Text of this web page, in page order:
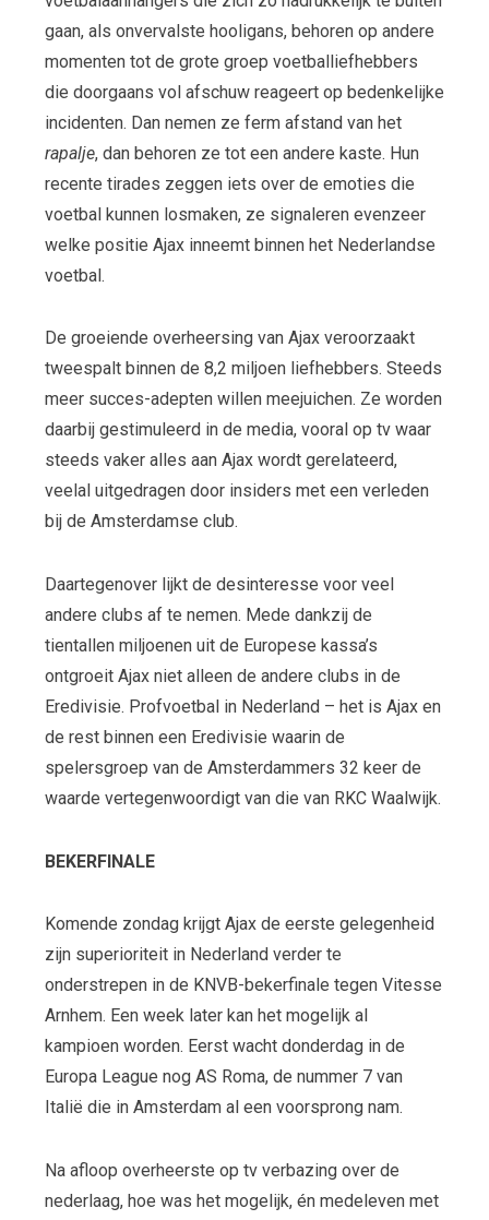
gaan, als onvervalste hooligans, behoren op andere
momenten tot de grote groep voetballiefhebbers
die doorgaans vol afschuw reageert op bedenkelijke
incidenten. Dan nemen ze ferm afstand van het
rapalje, dan behoren ze tot een andere kaste. Hun
recente tirades zeggen iets over de emoties die
voetbal kunnen losmaken, ze signaleren evenzeer
welke positie Ajax inneemt binnen het Nederlandse
voetbal.
De groeiende overheersing van Ajax veroorzaakt
tweespalt binnen de 8,2 miljoen liefhebbers. Steeds
meer succes-adepten willen meejuichen. Ze worden
daarbij gestimuleerd in de media, vooral op tv waar
steeds vaker alles aan Ajax wordt gerelateerd,
veelal uitgedragen door insiders met een verleden
bij de Amsterdamse club.
Daartegenover lijkt de desinteresse voor veel
andere clubs af te nemen. Mede dankzij de
tientallen miljoenen uit de Europese kassa’s
ontgroeit Ajax niet alleen de andere clubs in de
Eredivisie. Profvoetbal in Nederland – het is Ajax en
de rest binnen een Eredivisie waarin de
spelersgroep van de Amsterdammers 32 keer de
waarde vertegenwoordigt van die van RKC Waalwijk.
BEKERFINALE
Komende zondag krijgt Ajax de eerste gelegenheid
zijn superioriteit in Nederland verder te
onderstrepen in de KNVB-bekerfinale tegen Vitesse
Arnhem. Een week later kan het mogelijk al
kampioen worden. Eerst wacht donderdag in de
Europa League nog AS Roma, de nummer 7 van
Italië die in Amsterdam al een voorsprong nam.
Na afloop overheerste op tv verbazing over de
nederlaag, hoe was het mogelijk, én medeleven met